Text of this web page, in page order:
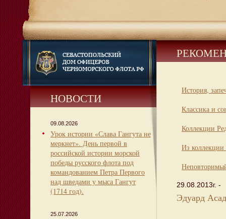
НОВОСТИ
09.08.2026
Урок истории «Слава Гангута не
меркнет». День первой в
российской истории морской
победы русского флота под
командованием Петра Первого
над шведами у мыса Гангут
(1714 год).
25.07.2026
История,
Классика и
Коллекции
Из
29.08.2013г. -
Эдуард